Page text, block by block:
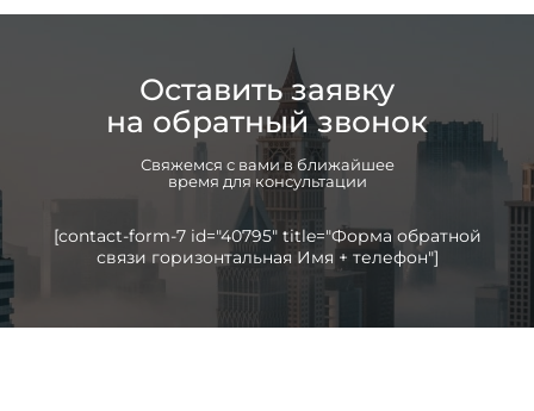
Оставить заявку
на обратный звонок
Свяжемся с вами в ближайшее
время для консультации
[contact-form-7 id="40795" title="Форма обратной
связи горизонтальная Имя + телефон"]